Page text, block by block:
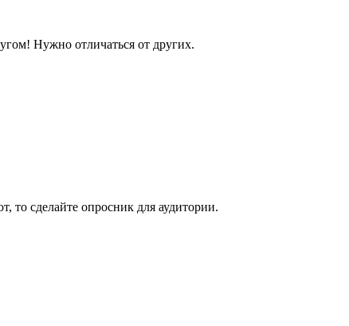
Нужно отличаться от других.
то сделайте опросник для аудитории.